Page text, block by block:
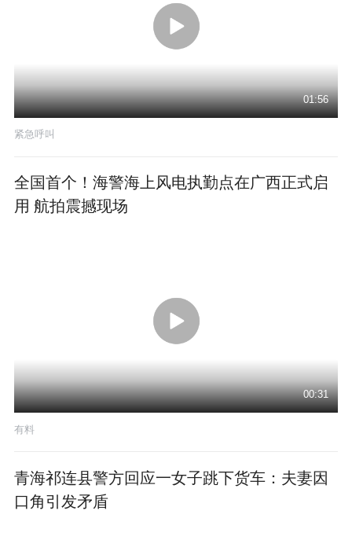
01:56
紧急呼叫
全国首个！海警海上风电执勤点在广西正式启
用 航拍震撼现场
00:31
有料
青海祁连县警方回应一女子跳下货车：夫妻因
口角引发矛盾